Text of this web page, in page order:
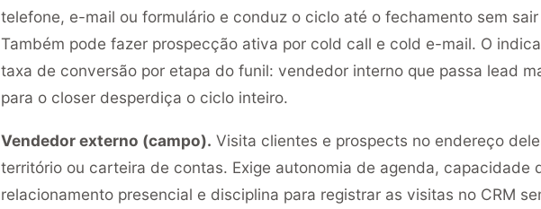
telefone, e-mail ou formulário e conduz o ciclo até o fechamento sem
Também pode fazer prospecção ativa por cold call e cold e-mail. O
taxa de conversão por etapa do funil: vendedor interno que passa lead
para o closer desperdiça o ciclo inteiro.
Vendedor externo (campo). Visita clientes e prospects no endereço
território ou carteira de contas. Exige autonomia de agenda, capacidade
relacionamento presencial e disciplina para registrar as visitas no CRM